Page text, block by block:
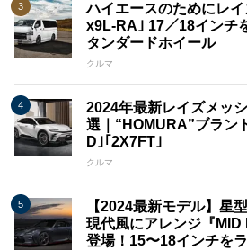
ハイエースのためにレ
x9L-RA｣ 17／18インチ
タンダードホイール
クルマ
2024年最新レイズメッ
選｜“HOMURA”ブラン
D｣｢2X7FT｣
クルマ
【2024最新モデル】星
現代風にアレンジ『
登場！15〜18インチを